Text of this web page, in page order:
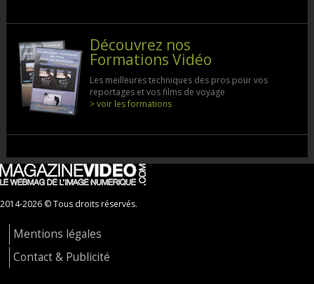
Découvrez nos
Formations Vidéo
Les meilleures techniques des pros pour vos
reportages et vos films de voyage
> voir les formations
2014-2026 © Tous droits réservés.
Mentions légales
Contact & Publicité